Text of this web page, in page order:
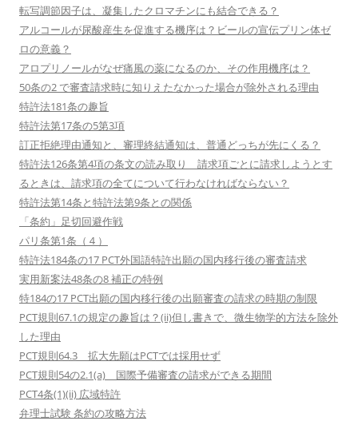
転写調節因子は、凝集したクロマチンにも結合できる？
アルコールが尿酸産生を促進する機序は？ビールの宣伝プリン体ゼ
ロの意義？
アロプリノールがなぜ痛風の薬になるのか、その作用機序は？
50条の2 で審査請求時に知りえたなかった場合が除外される理由
特許法181条の趣旨
特許法第17条の5第3項
訂正拒絶理由通知と、審理終結通知は、普通どっちが先にくる？
特許法126条第4項の条文の読み取り 請求項ごとに請求しようとす
るときは、請求項の全てについて行わなければならない？
特許法第14条と特許法第9条との関係
「条約」足切回避作戦
パリ条第1条（４）
特許法184条の17 PCT外国語特許出願の国内移行後の審査請求
実用新案法48条の8 補正の特例
特184の17 PCT出願の国内移行後の出願審査の請求の時期の制限
PCT規則67.1の規定の趣旨は？(ii)但し書きで、微生物学的方法を除外
した理由
PCT規則64.3 拡大先願はPCTでは採用せず
PCT規則54の2.1(a) 国際予備審査の請求ができる期間
PCT4条(1)(ii) 広域特許
弁理士試験 条約の攻略方法